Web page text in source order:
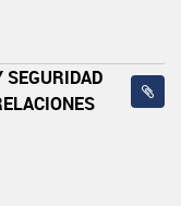
SEGURIDAD